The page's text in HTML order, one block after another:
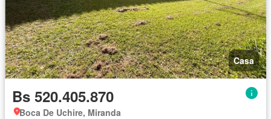
Casa
Bs 520.405.870
Boca De Uchire, Miranda